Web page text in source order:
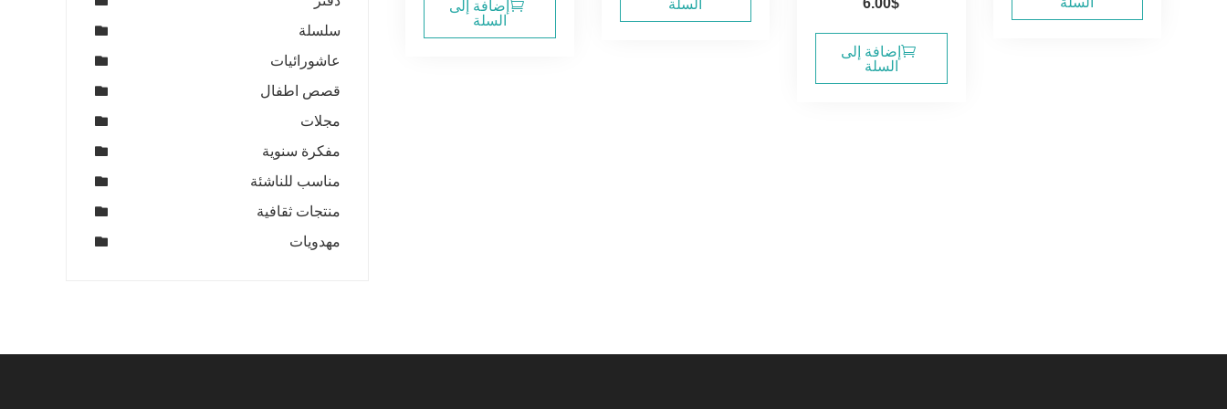
إضافة إلى
السلة
السلة
16.00$.
إضافة إلى
السلة
سلسلة
عاشورائيات
قصص اطفال
مجلات
مفكرة سنوية
مناسب للناشئة
منتجات ثقافية
مهدويات